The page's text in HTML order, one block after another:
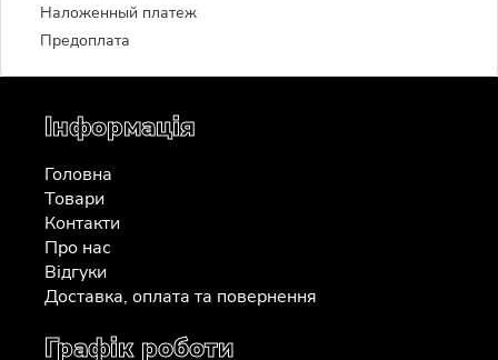
Наложенный платеж
Предоплата
Інформація
Головна
Товари
Контакти
Про нас
Відгуки
Доставка, оплата та повернення
Графік роботи